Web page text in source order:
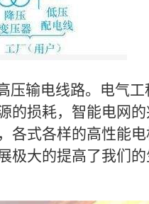
压输电线路。电气
的损耗，智能电网
各式各样的高性能
极大的提高了我们